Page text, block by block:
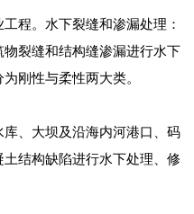
程。水下裂缝和渗漏处理：
裂缝和结构缝渗漏进行水下
刚性与柔性两大类。
、大坝及沿海内河港口、码
结构缺陷进行水下处理、修